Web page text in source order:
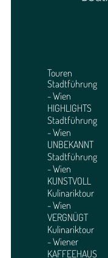
Touren
Stadtführung
- Wien
HIGHLIGHTS
Stadtführung
- Wien
UNBEKANNT
Stadtführung
- Wien
KUNSTVOLL
Kulinariktour
- Wien
VERGNÜGT
Kulinariktour
- Wiener
KAFFEEHAUS